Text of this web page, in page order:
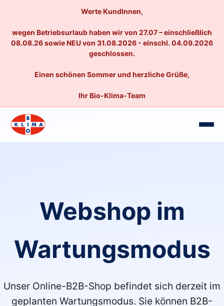
Werte KundInnen,
wegen Betriebsurlaub haben wir von 27.07 – einschließlich
08.08.26 sowie NEU von 31.08.2026 - einschl. 04.09.2026
geschlossen.
Einen schönen Sommer und herzliche Grüße,
Ihr Bio-Klima-Team
Webshop im
Wartungsmodus
Unser Online-B2B-Shop befindet sich derzeit im
geplanten Wartungsmodus. Sie können B2B-